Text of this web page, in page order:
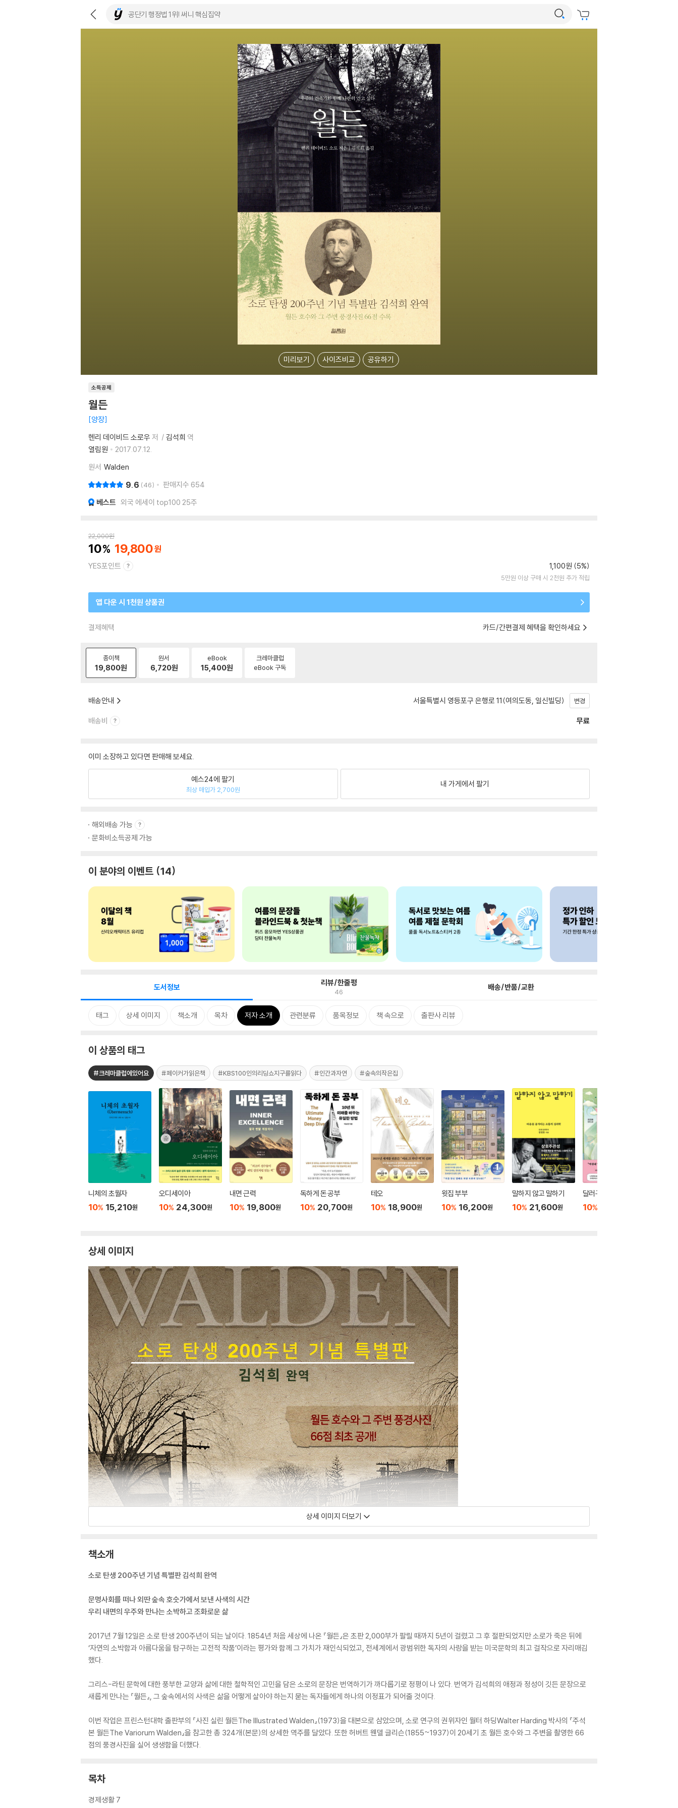
미리보기 사이즈비교 공유하기
소득공제
월든
양장
헨리 데이비드 소로우 저 김석희 역
열림원
2017.07.12.
원서 Walden
9.6 46 판매지수 654
베스트 외국 에세이 top100 25주
22,000원
10 19,800
YES포인트 1,100원 (5%)
5만원 이상 구매 시 2천원 추가 적립
앱 다운 시 1천원 상품권
결제혜택 카드/간편결제 혜택을 확인하세요
종이책
19,800원
원서
6,720원
eBook
15,400원
크레마클럽
eBook 구독
배송안내 서울특별시 영등포구 은행로 11(여의도동, 일신빌딩) 변경
배송비 무료
이미 소장하고 있다면 판매해 보세요.
예스24에 팔기
최상 매입가 2,700원
내 가게에서 팔기
해외배송 가능
문화비소득공제 가능
이 분야의 이벤트 14
도서정보 리뷰/한줄평
46 배송/반품/교환
태그 상세 이미지 책소개 목차 저자 소개 관련분류 품목정보 책 속으로 출판사 리뷰
이 상품의 태그
#크레마클럽에있어요 #페이커가읽은책 #KBS100인의리딩쇼지구를읽다 #인간과자연 #숲속의작은집
니체의 초월자
10% 15,210원
오디세이아
10% 24,300원
내면 근력
10% 19,800원
독하게 돈 공부
10% 20,700원
테오
10% 18,900원
윗집 부부
10% 16,200원
말하지 않고 말하기
10% 21,600원
달러구트 꿈 백화점 0
10%
상세 이미지
상세 이미지 더보기
책소개
소로 탄생 200주년 기념 특별판 김석희 완역
문명사회를 떠나 외딴 숲속 호숫가에서 보낸 사색의 시간
우리 내면의 우주와 만나는 소박하고 조화로운 삶
2017년 7월 12일은 소로 탄생 200주년이 되는 날이다. 1854년 처음 세상에 나온 『월든』은 초판 2,000부가 팔릴 때까지 5년이 걸렸고 그 후 절판되었지만 소로가 죽은 뒤에
‘자연의 소박함과 아름다움을 탐구하는 고전적 작품’이라는 평가와 함께 그 가치가 재인식되었고, 전세계에서 광범위한 독자의 사랑을 받는 미국문학의 최고 걸작으로 자리매김
했다.
그리스-라틴 문학에 대한 풍부한 교양과 삶에 대한 철학적인 고민을 담은 소로의 문장은 번역하기가 까다롭기로 정평이 나 있다. 번역가 김석희의 애정과 정성이 깃든 문장으로
새롭게 만나는 『월든』, 그 숲속에서의 사색은 삶을 어떻게 살아야 하는지 묻는 독자들에게 하나의 이정표가 되어줄 것이다.
이번 작업은 프린스턴대학 출판부의 『사진 실린 월든The Illustrated Walden』(1973)을 대본으로 삼았으며, 소로 연구의 권위자인 월터 하딩Walter Harding 박사의 『주석
본 월든The Variorum Walden』을 참고한 총 324개(본문)의 상세한 역주를 달았다. 또한 허버트 웬델 글리슨(1855~1937)이 20세기 초 월든 호수와 그 주변을 촬영한 66
점의 풍경사진을 실어 생생함을 더했다.
목차
경제생활 7